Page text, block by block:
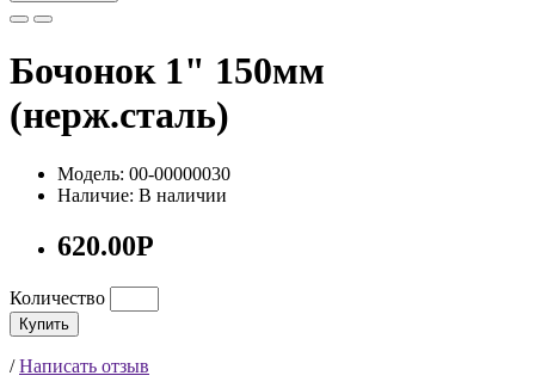
Бочонок 1" 150мм
(нерж.сталь)
Модель: 00-00000030
Наличие: В наличии
620.00Р
Количество
Купить
/Написать отзыв